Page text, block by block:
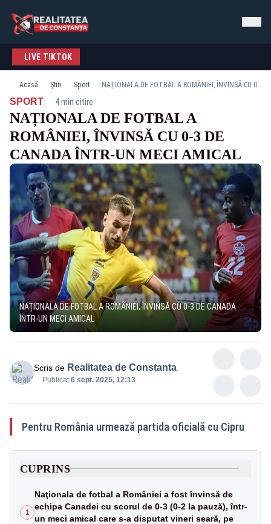
LIVE TIKTOK
Acasă Știri Sport NAȚIONALA DE FOTBAL A ROMÂNIEI, ÎNVINSĂ CU 0-3 DE CANADA ÎNTR-UN MECI AMICAL
SPORT· 4 min citire
NAȚIONALA DE FOTBAL A
ROMÂNIEI, ÎNVINSĂ CU 0-3 DE
CANADA ÎNTR-UN MECI AMICAL
NAȚIONALA DE FOTBAL A ROMÂNIEI, ÎNVINSĂ CU 0-3 DE CANADA
ÎNTR-UN MECI AMICAL
Scris de Realitatea de Constanta
Publicat:6 sept. 2025, 12:13
Pentru România urmează partida oficială cu Cipru
CUPRINS
1
Naţionala de fotbal a României a fost învinsă de
echipa Canadei cu scorul de 0-3 (0-2 la pauză), într-
un meci amical care s-a disputat vineri seară, pe